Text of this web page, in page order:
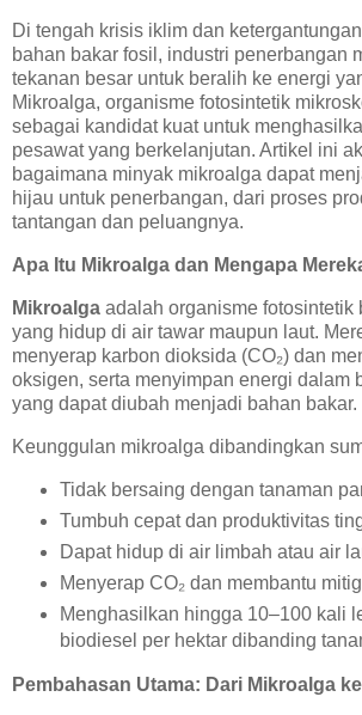
Di tengah krisis iklim dan
bahan bakar fosil, industri penerbangan
tekanan besar untuk beralih ke energi
Mikroalga, organisme fotosintetik
sebagai kandidat kuat untuk
pesawat yang berkelanjutan. Artikel ini
bagaimana minyak mikroalga dapat
hijau untuk penerbangan, dari proses
tantangan dan peluangnya.
Apa Itu Mikroalga dan Mengapa
Mikroalga adalah organisme fotosintetik
yang hidup di air tawar maupun laut.
menyerap karbon dioksida (CO₂) dan
oksigen, serta menyimpan energi dalam
yang dapat diubah menjadi bahan bakar.
Keunggulan mikroalga dibandingkan
Tidak bersaing dengan tanaman
Tumbuh cepat dan produktivitas
Dapat hidup di air limbah atau air
Menyerap CO₂ dan membantu
Menghasilkan hingga 10–100 kali
biodiesel per hektar dibanding
Pembahasan Utama: Dari Mikroalga